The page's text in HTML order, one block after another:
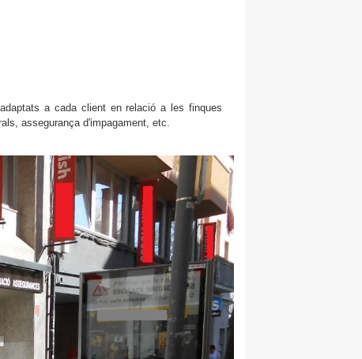
a cada client en relació a les finques
assegurança d'impagament, etc.